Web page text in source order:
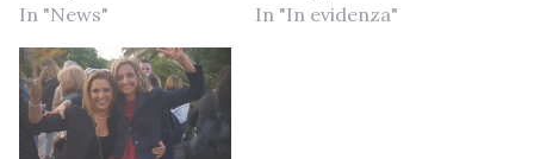
In "News"
In "In evidenza"